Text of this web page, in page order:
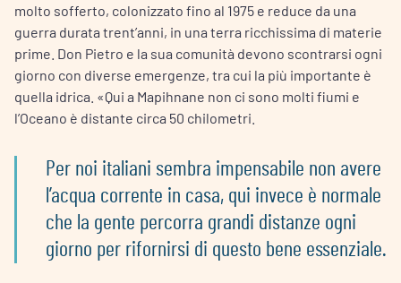
molto sofferto, colonizzato fino al 1975 e reduce da una
guerra durata trent’anni, in una terra ricchissima di materie
prime. Don Pietro e la sua comunità devono scontrarsi ogni
giorno con diverse emergenze, tra cui la più importante è
quella idrica. «Qui a Mapihnane non ci sono molti fiumi e
l’Oceano è distante circa 50 chilometri.
Per noi italiani sembra impensabile non avere
l’acqua corrente in casa, qui invece è normale
che la gente percorra grandi distanze ogni
giorno per rifornirsi di questo bene essenziale.